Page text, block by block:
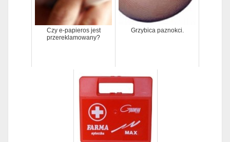
Czy e-papieros jest
przereklamowany?
Grzybica paznokci.